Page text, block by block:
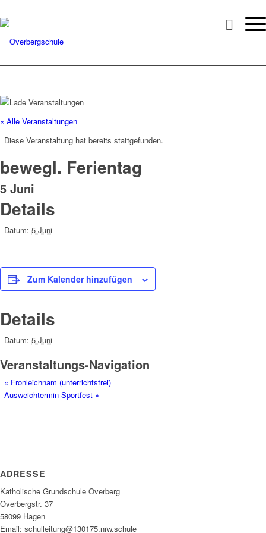
« Alle Veranstaltungen
Diese Veranstaltung hat bereits stattgefunden.
bewegl. Ferientag
5 Juni
Details
Datum: 5 Juni
Zum Kalender hinzufügen
Details
Datum: 5 Juni
Veranstaltungs-Navigation
« Fronleichnam (unterrichtsfrei)
Ausweichtermin Sportfest »
ADRESSE
Katholische Grundschule Overberg
Overbergstr. 37
58099 Hagen
Email: schulleitung@130175.nrw.schule